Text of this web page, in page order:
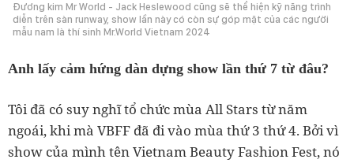
Đương kim Mr World - Jack Heslewood cũng sẽ thể hiện kỹ năng trình
diễn trên sàn runway, show lần này có còn sự góp mặt của các người
mẫu nam là thí sinh Mr.World Vietnam 2024
Anh lấy cảm hứng dàn dựng show lần thứ 7 từ đâu?
Tôi đã có suy nghĩ tổ chức mùa All Stars từ năm
ngoái, khi mà VBFF đã đi vào mùa thứ 3 thứ 4. Bởi vì
show của mình tên Vietnam Beauty Fashion Fest, nó